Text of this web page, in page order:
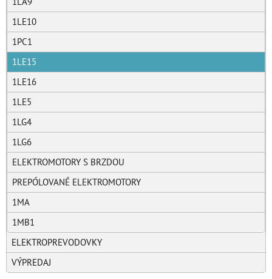
1LE10
1PC1
1LE15
1LE16
1LE5
1LG4
1LG6
ELEKTROMOTORY S BRZDOU
PREPÓLOVANÉ ELEKTROMOTORY
1MA
1MB1
ELEKTROPREVODOVKY
VÝPREDAJ